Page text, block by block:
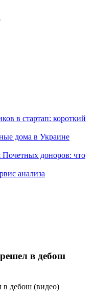
в стартап: короткий
дома в Украине
доноров: что
анализа
в дебош